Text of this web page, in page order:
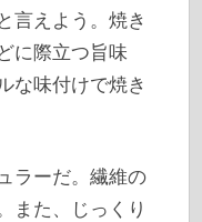
言えよう。焼き
に際立つ旨味
な味付けで焼き
ラーだ。繊維の
また、じっくり